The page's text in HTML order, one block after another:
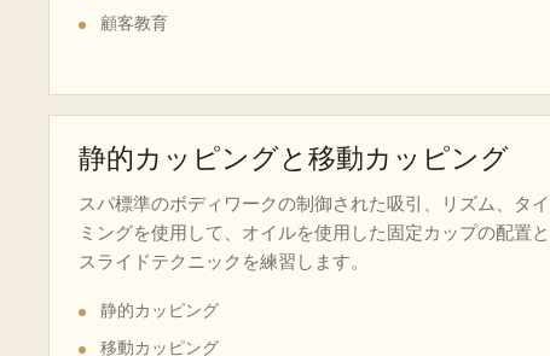
顧客教育
静的カッピングと移動カッピング
スパ標準のボディワークの制御された吸引、リズム、タイ
ミングを使用して、オイルを使用した固定カップの配置と
スライドテクニックを練習します。
静的カッピング
移動カッピング